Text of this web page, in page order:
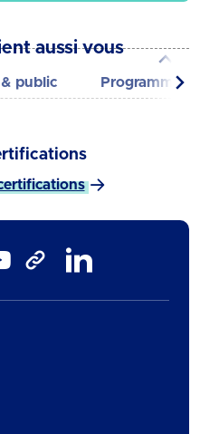
public Programme
aussi vous
TikTok